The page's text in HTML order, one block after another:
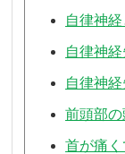
自律神
自律神
自律神
前頭部
首が痛